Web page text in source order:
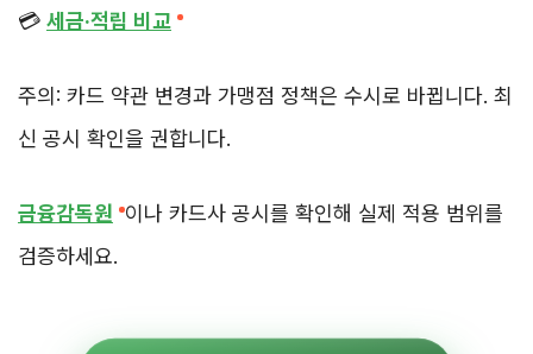
💳 세금·적립 비교
주의: 카드 약관 변경과 가맹점 정책은 수시로 바뀝니다. 최
신 공시 확인을 권합니다.
금융감독원 이나 카드사 공시를 확인해 실제 적용 범위를
검증하세요.